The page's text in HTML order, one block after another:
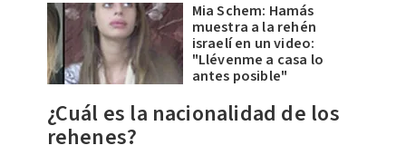
Mia Schem: Hamás
muestra a la rehén
israelí en un video:
"Llévenme a casa lo
antes posible"
¿Cuál es la nacionalidad de los
rehenes?